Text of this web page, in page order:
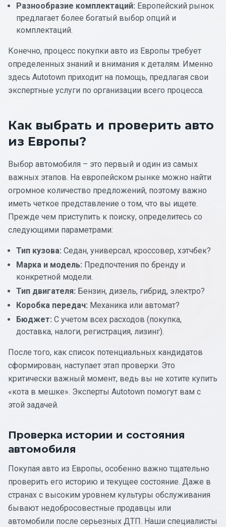
Разнообразие комплектаций: Европейский рынок
предлагает более богатый выбор опций и
комплектаций.
Конечно, процесс покупки авто из Европы требует
определенных знаний и внимания к деталям. Именно
здесь Autotown приходит на помощь, предлагая свои
экспертные услуги по организации всего процесса.
Как выбрать и проверить авто
из Европы?
Выбор автомобиля – это первый и один из самых
важных этапов. На европейском рынке можно найти
огромное количество предложений, поэтому важно
иметь четкое представление о том, что вы ищете.
Прежде чем приступить к поиску, определитесь со
следующими параметрами:
Тип кузова: Седан, универсал, кроссовер, хэтчбек?
Марка и модель: Предпочтения по бренду и
конкретной модели.
Тип двигателя: Бензин, дизель, гибрид, электро?
Коробка передач: Механика или автомат?
Бюджет: С учетом всех расходов (покупка,
доставка, налоги, регистрация, лизинг).
После того, как список потенциальных кандидатов
сформирован, наступает этап проверки. Это
критически важный момент, ведь вы не хотите купить
«кота в мешке». Эксперты Autotown помогут вам с
этой задачей.
Проверка истории и состояния
автомобиля
Покупая авто из Европы, особенно важно тщательно
проверить его историю и текущее состояние. Даже в
странах с высоким уровнем культуры обслуживания
бывают недобросовестные продавцы или
автомобили после серьезных ДТП. Наши специалисты